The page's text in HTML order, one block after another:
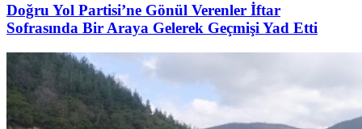
Doğru Yol Partisi’ne Gönül Verenler İftar
Sofrasında Bir Araya Gelerek Geçmişi Yad Etti